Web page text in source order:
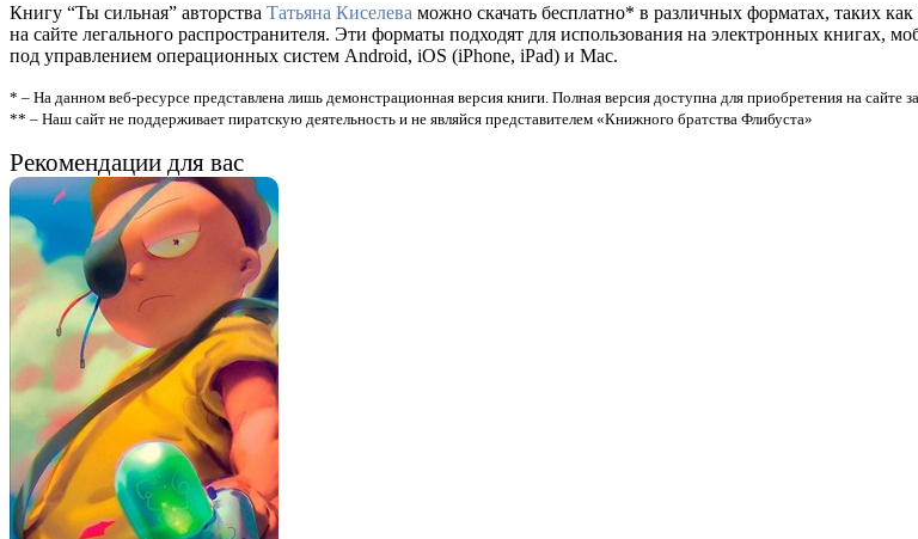
Книгу “Ты сильная” авторства Татьяна Киселева можно скачать бесплатно* в различных форматах, таких
на сайте легального распространителя. Эти форматы подходят для использования на электронных книгах,
под управлением операционных систем Android, iOS (iPhone, iPad) и Mac.
* – На данном веб-ресурсе представлена лишь демонстрационная версия книги. Полная версия доступна для приобретения на сайте
** – Наш сайт не поддерживает пиратскую деятельность и не являйся представителем «Книжного братства Флибуста»
Рекомендации для вас